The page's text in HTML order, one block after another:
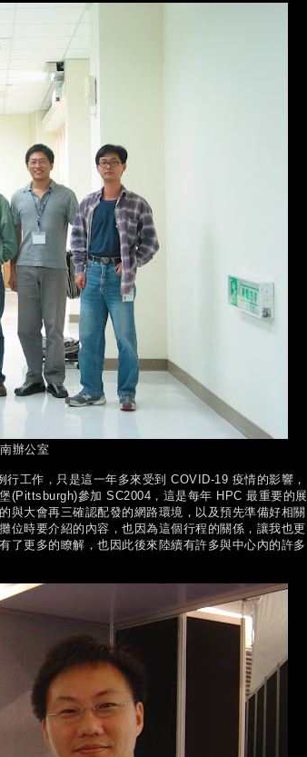
辦公室
工作，只是這一年多來受到 COVID-19 疫情的影響，
(Pittsburgh)參加 SC2004，這是每年 HPC 最重要的展
與大會再三確認配發的網路環境，以及預先準備好相關
位時要介紹的內容，也因為這個行程的關係，讓我也更
了更多的瞭解，也因此後來陸續有許多與中心內的許多